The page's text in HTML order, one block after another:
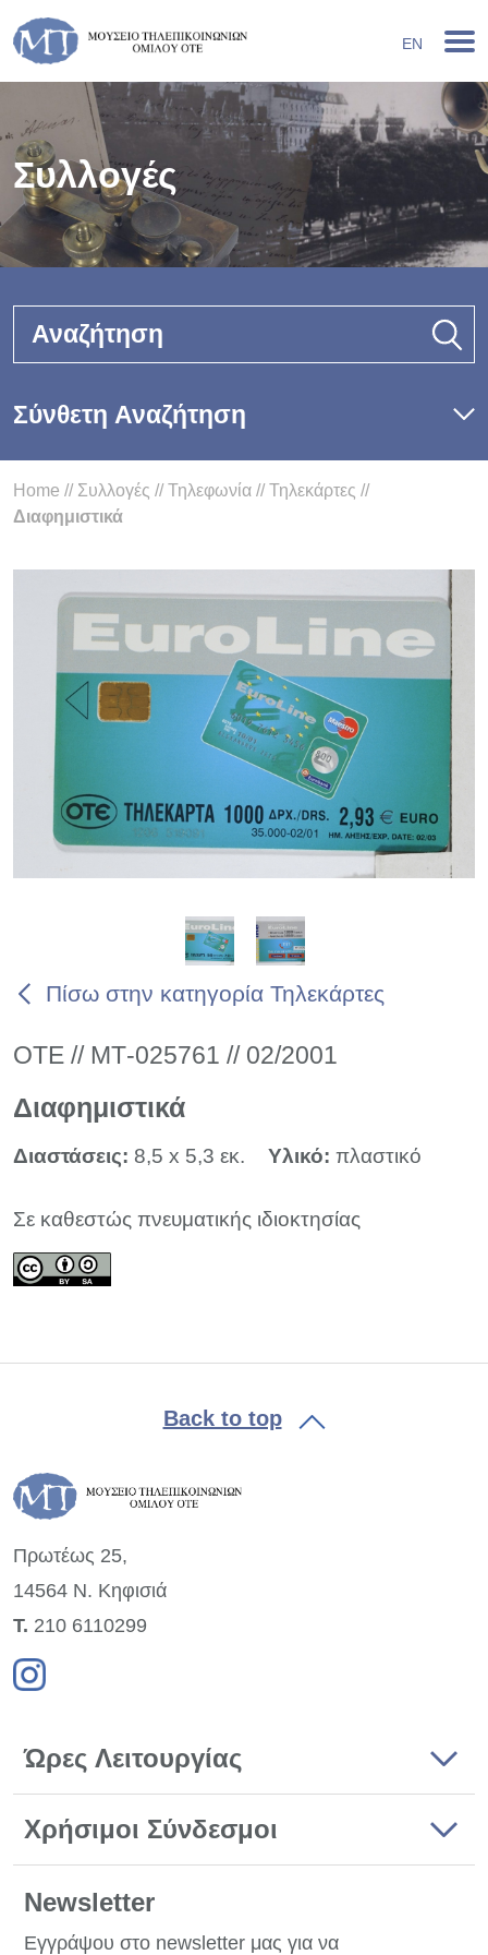
EN
Συλλογές
Αναζήτηση
Σύνθετη Αναζήτηση
Home // Συλλογές //Τηλεφωνία //Τηλεκάρτες //
Διαφημιστικά
Πίσω στην κατηγορία Τηλεκάρτες
ΟΤΕ // ΜΤ-025761 // 02/2001
Διαφημιστικά
Διαστάσεις: 8,5 x 5,3 εκ. Υλικό: πλαστικό
Σε καθεστώς πνευματικής ιδιοκτησίας
Back to top
Πρωτέως 25,
14564 Ν. Κηφισιά
Τ. 210 6110299
Ώρες Λειτουργίας
Χρήσιμοι Σύνδεσμοι
Newsletter
Εγγράψου στο newsletter μας για να